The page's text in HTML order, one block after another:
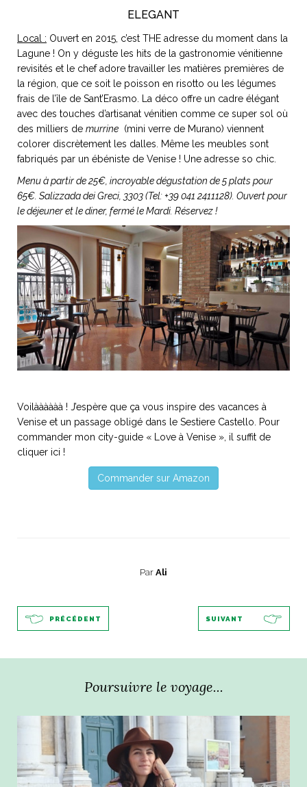
ELEGANT
Local : Ouvert en 2015, c’est THE adresse du moment dans la
Lagune ! On y déguste les hits de la gastronomie vénitienne
revisités et le chef adore travailler les matières premières de
la région, que ce soit le poisson en risotto ou les légumes
frais de l’île de Sant’Erasmo. La déco offre un cadre élégant
avec des touches d’artisanat vénitien comme ce super sol où
des milliers de murrine (mini verre de Murano) viennent
colorer discrètement les dalles. Même les meubles sont
fabriqués par un ébéniste de Venise ! Une adresse so chic.
Menu à partir de 25€, incroyable dégustation de 5 plats pour
65€. Salizzada dei Greci, 3303 (Tel: +39 041 2411128). Ouvert pour
le déjeuner et le diner, fermé le Mardi. Réservez !
Voilàààààà ! J’espère que ça vous inspire des vacances à
Venise et un passage obligé dans le Sestiere Castello. Pour
commander mon city-guide « Love à Venise », il suffit de
cliquer ici !
Commander sur Amazon
Par Ali
PRÉCÉDENT SUIVANT
Poursuivre le voyage...